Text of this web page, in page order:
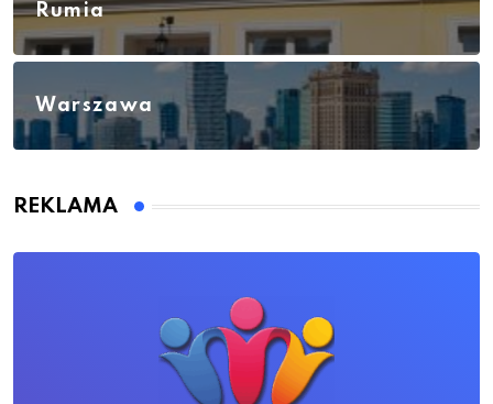
Rumia
Warszawa
REKLAMA